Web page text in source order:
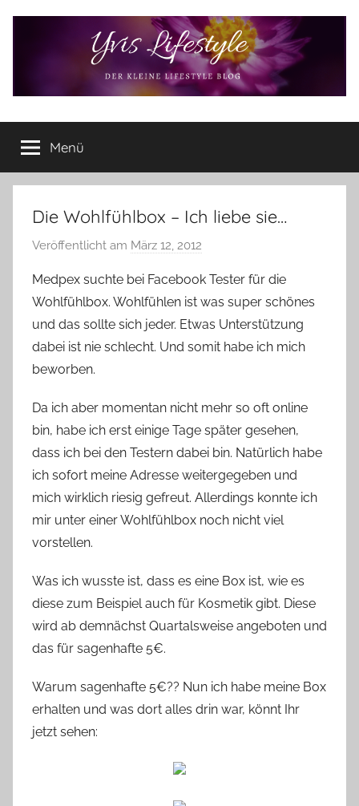
Yvis
Lifestyle
Lifestyle
Blog
–
Lifestyle,
Rezensionen,
Produkttests
vieles
mehr
Menü
Die Wohlfühlbox – Ich liebe sie…
Veröffentlicht am März 12, 2012
n
Y
v
o
e
Medpex suchte bei Facebook Tester für die
Wohlfühlbox. Wohlfühlen ist was super schönes
und das sollte sich jeder. Etwas Unterstützung
dabei ist nie schlecht. Und somit habe ich mich
beworben.
Da ich aber momentan nicht mehr so oft online
bin, habe ich erst einige Tage später gesehen,
dass ich bei den Testern dabei bin. Natürlich habe
ich sofort meine Adresse weitergegeben und
mich wirklich riesig gefreut. Allerdings konnte ich
mir unter einer Wohlfühlbox noch nicht viel
vorstellen.
Was ich wusste ist, dass es eine Box ist, wie es
diese zum Beispiel auch für Kosmetik gibt. Diese
wird ab demnächst Quartalsweise angeboten und
das für sagenhafte 5€.
Warum sagenhafte 5€?? Nun ich habe meine Box
erhalten und was dort alles drin war, könnt Ihr
jetzt sehen: